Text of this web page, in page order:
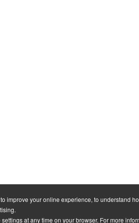
improve your online experience, to understand
at any time on your browser. For more